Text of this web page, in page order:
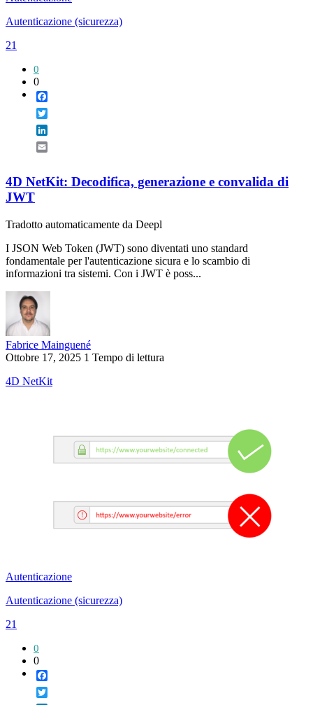
Autenticazione (sicurezza)
21
0
0
4D NetKit: Decodifica, generazione e convalida di
JWT
Tradotto automaticamente da Deepl
I JSON Web Token (JWT) sono diventati uno standard
fondamentale per l'autenticazione sicura e lo scambio di
informazioni tra sistemi. Con i JWT è poss...
Fabrice Mainguené
Ottobre 17, 2025 1 Tempo di lettura
4D NetKit
Autenticazione
Autenticazione (sicurezza)
21
0
0